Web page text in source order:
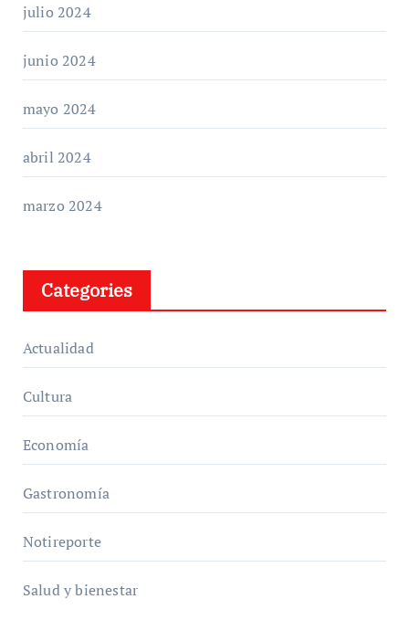
julio 2024
junio 2024
mayo 2024
abril 2024
marzo 2024
Categories
Actualidad
Cultura
Economía
Gastronomía
Notireporte
Salud y bienestar